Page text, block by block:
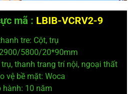
mã : LBIB-VCRV2-9
tre: Cột, trụ
5800/20*90mm
thanh trang trí nội, ngoại thất
vệbề mặt: Woca
hành: 10 năm